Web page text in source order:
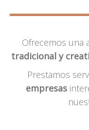
Ofrecemos una
tradicional y
Prestamos
empresas